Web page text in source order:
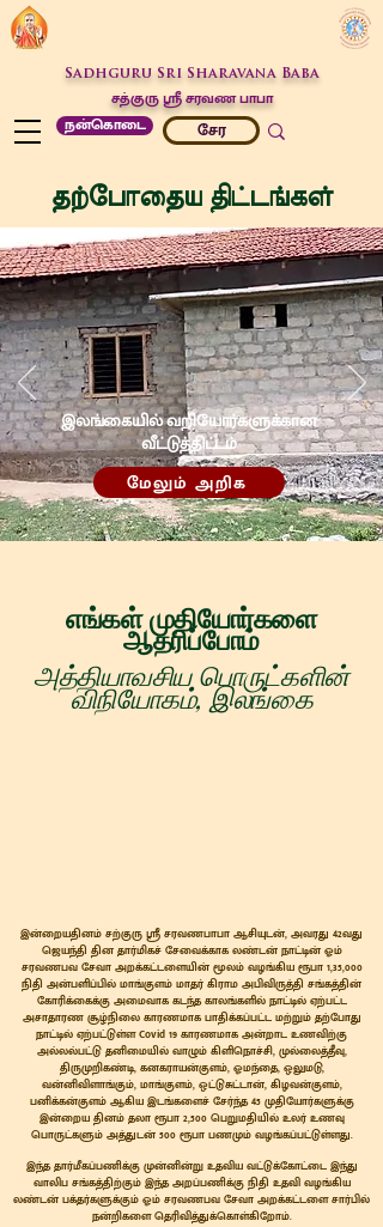
சேர
Sadhguru Sri Sharavana Baba
சத்குரு ஶ்ரீ சரவண பாபா
நன்கொடை
தற்போதைய திட்டங்கள்
இலங்கையில் வறியோர்களுக்கான
வீட்டுத்திட்டம்
மேலும் அறிக
எங்கள் முதியோர்களை
ஆதரிப்போம்
அத்தியாவசிய பொருட்களின்
விநியோகம், இலங்கை
இன்றையதினம் சற்குரு ஸ்ரீ சரவணபாபா ஆசியுடன், அவரது 42வது
ஜெயந்தி தின தார்மிகச் சேவைக்காக லண்டன் நாட்டின் ஓம்
சரவணபவ சேவா அறக்கட்டளையின் மூலம் வழங்கிய ரூபா 1,35,000
நிதி அன்பளிப்பில் மாங்குளம் மாதர் கிராம அபிவிருத்தி சங்கத்தின்
கோரிக்கைக்கு அமைவாக கடந்த காலங்களில் நாட்டில் ஏற்பட்ட
அசாதாரண சூழ்நிலை காரணமாக பாதிக்கப்பட்ட மற்றும் தற்போது
நாட்டில் ஏற்பட்டுள்ள Covid 19 காரணமாக அன்றாட உணவிற்கு
அல்லல்பட்டு தனிமையில் வாழும் கிளிநொச்சி, முல்லைத்தீவு,
திருமுறிகண்டி, கனகராயன்குளம், ஓமந்தை, ஒலுமடு,
வன்னிவிளாங்கும், மாங்குளம், ஒட்டுசுட்டான், கிழவன்குளம்,
பனிக்கன்குளம் ஆகிய இடங்களைச் சேர்ந்த 45 முதியோர்களுக்கு
இன்றைய தினம் தலா ரூபா 2,500 பெறுமதியில் உலர் உணவு
பொருட்களும் அத்துடன் 500 ரூபா பணமும் வழங்கப்பட்டுள்ளது.
இந்த தார்மீகப்பணிக்கு முன்னின்று உதவிய வட்டுக்கோட்டை இந்து
வாலிப சங்கத்திற்கும் இந்த அறப்பணிக்கு நிதி உதவி வழங்கிய
லண்டன் பக்தர்களுக்கும் ஓம் சரவணபவ சேவா அறக்கட்டளை சார்பில்
நன்றிகளை தெரிவித்துக்கொள்கிறோம்.